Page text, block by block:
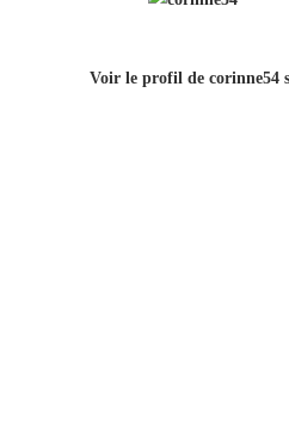
Voir le profil de corinne54